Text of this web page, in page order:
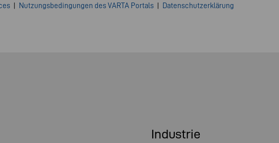
| Nutzungsbedingungen des VARTA Portals | Datenschutzerklärung
Industrie